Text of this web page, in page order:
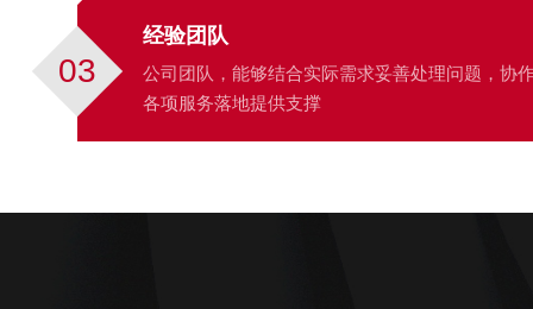
03
经验团队
公司团队，能够结合实际需求妥善处理问题，协
各项服务落地提供支撑